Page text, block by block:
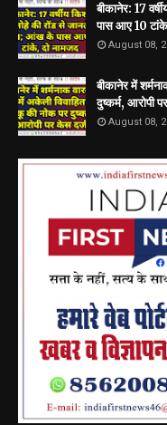
बीकानेर: 17
पास आए 10
August 08,
बीकानेर में
दुष्कर्म, आरोपी
August 08,